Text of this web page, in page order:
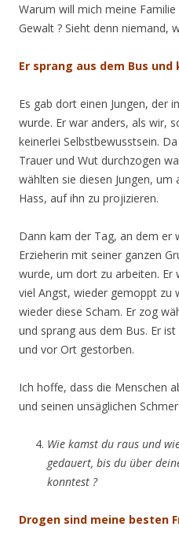
Warum will mich meine
Gewalt ? Sieht denn niemand,
Er sprang aus dem Bus
Es gab dort einen Jungen, der
wurde. Er war anders, als wir,
keinerlei Selbstbewusstsein.
Trauer und Wut durchzogen
wählten sie diesen Jungen, um
Hass, auf ihn zu projizieren.
Dann kam der Tag, an dem er
Erzieherin mit seiner ganzen
wurde, um dort zu arbeiten.
viel Angst, wieder gemoppt zu
wieder diese Scham. Er zog
und sprang aus dem Bus. Er
und vor Ort gestorben.
Ich hoffe, dass die Menschen
und seinen unsäglichen
Wie kamst du raus und
gedauert, bis du über
konntest ?
Drogen sind meine besten